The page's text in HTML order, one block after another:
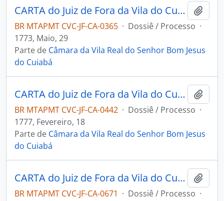
CARTA do Juiz de Fora da Vila do Cuiabá, João Baptista Duarte, ao Governador e Capitão-General da Capitania de Mato Grosso, Luís de Albuquerque de Melo Pereira e Cáceres, afirmando não ter recebido notícias e novidades da corte, por não ter entrado pessoas de Goiás naquele ano. Informa também que pagou o soldo de pedestres da Capitania de Mato Grosso e da Capitania de Goiás, e solicita restituição via aprovação de portaria para cobrar o ouro das entradas.
BR MTAPMT CVC-JF-CA-0365 · Dossiê / Processo ·
1773, Maio, 29
Parte de Câmara da Vila Real do Senhor Bom Jesus
do Cuiabá
CARTA do Juiz de Fora da Vila do Cuiabá, José Carlos Pereira, ao Governador e Capitão-General da Capitania de Mato Grosso, Luís de Albuquerque de Melo Pereira e Cáceres, versando sobre a discórdia entre um oficial e um Sargento da Companhia de Auxiliares durante a procissão.
BR MTAPMT CVC-JF-CA-0442 · Dossiê / Processo ·
1777, Fevereiro, 18
Parte de Câmara da Vila Real do Senhor Bom Jesus
do Cuiabá
CARTA do Juiz de Fora da Vila do Cuiabá, Luís Manoel de Moura Cabral, ao Governador e Capitão-General da Capitania de Mato Grosso, João de Albuquerque de Melo Pereira e Cáceres.
BR MTAPMT CVC-JF-CA-0671 · Dossiê / Processo ·